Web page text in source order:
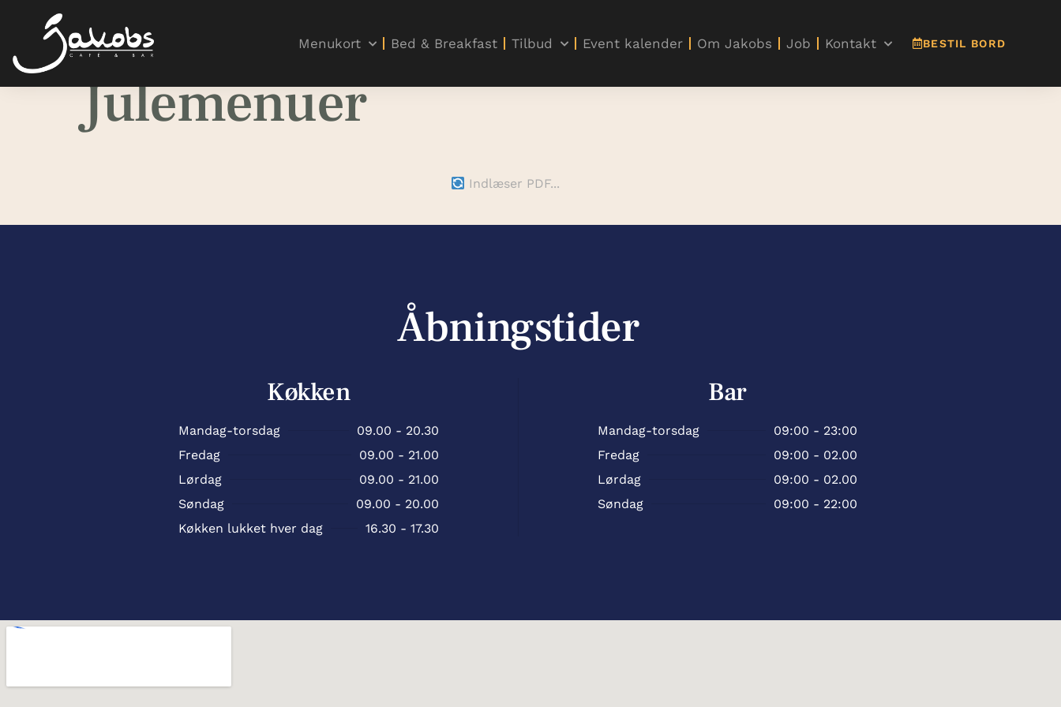
Menukort Bed & Breakfast Tilbud Event kalender Om Jakobs Job Kontakt BESTIL BORD
Julemenuer
Indlæser PDF...
Åbningstider
Køkken
Mandag-torsdag
09.00 - 20.30
Fredag
09.00 - 21.00
Lørdag
09.00 - 21.00
Søndag
09.00 - 20.00
Køkken lukket hver dag
16.30 - 17.30
Bar
Mandag-torsdag
09:00 - 23:00
Fredag
09:00 - 02.00
Lørdag
09:00 - 02.00
Søndag
09:00 - 22:00